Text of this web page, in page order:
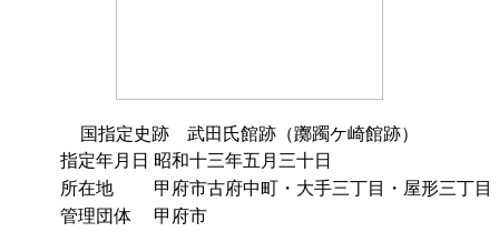
国指定史跡 武田氏館跡（躑躅ケ崎館跡）
指定年月日 昭和十三年五月三十日
所在地
甲府市古府中町・大手三丁目・屋形三丁目
管理団体
甲府市